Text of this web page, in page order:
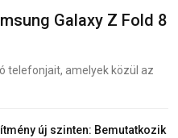
Galaxy Z Fold 8
telefonjait, amelyek közül az
új szinten: Bemutatkozik